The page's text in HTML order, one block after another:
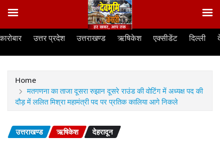
Skip
उत्तर प्रदेश उत्तराखण्ड ऋषिकेश एक्सीडेंट दिल्ली
Home
मतगणना का ताजा दूसरा रुझान दूसरे राउंड की वोटिंग में अध्यक्ष पद की
दौड़ में ललित मिश्रा महामंत्री पद पर प्रतिक कालिया आगे निकले
उत्तराखण्ड ऋषिकेश देहरादून